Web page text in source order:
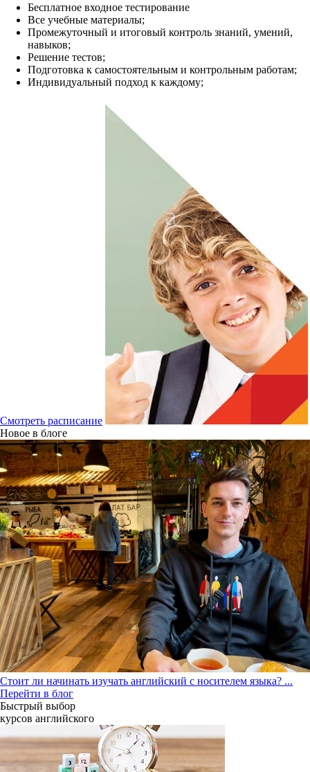
Бесплатное входное тестирование
Все учебные материалы;
Промежуточный и итоговый контроль знаний, умений,
навыков;
Решение тестов;
Подготовка к самостоятельным и контрольным работам;
Индивидуальный подход к каждому;
Смотреть расписание
Новое в блоге
Стоит ли начинать изучать английский с носителем языка? ...
Перейти в блог
Быстрый выбор
курсов английcкого